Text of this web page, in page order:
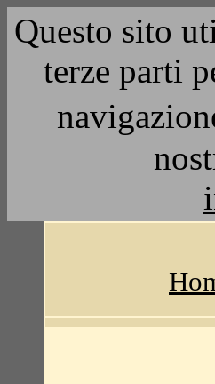
Questo sito
terze parti